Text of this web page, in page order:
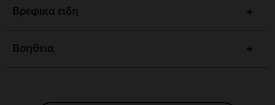
Βρεφικα ειδη
Βοηθεια